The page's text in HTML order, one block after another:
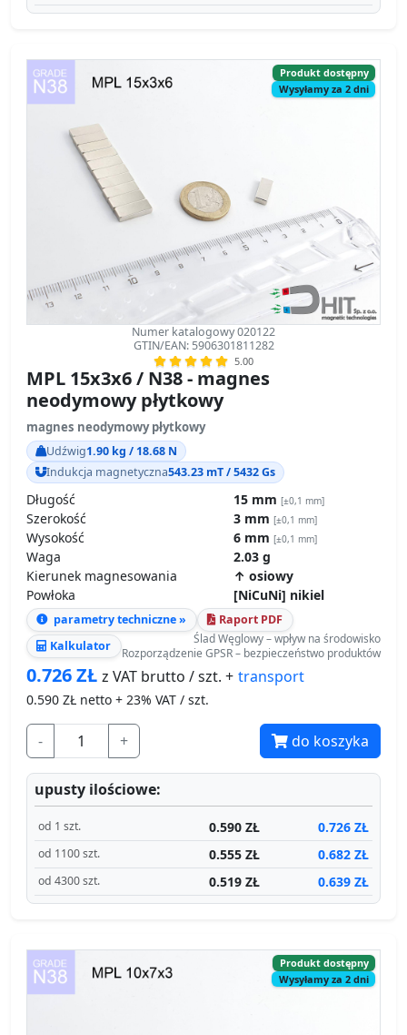
Produkt dostępny
Wysyłamy za 2 dni
Numer katalogowy 020122
GTIN/EAN: 5906301811282
5.00
MPL 15x3x6 / N38 - magnes
neodymowy płytkowy
magnes neodymowy płytkowy
Udźwig1.90 kg / 18.68 N
Indukcja magnetyczna543.23 mT / 5432 Gs
Długość 15 mm [±0,1 mm]
Szerokość 3 mm [±0,1 mm]
Wysokość 6 mm [±0,1 mm]
Waga
2.03 g
Kierunek magnesowania
↑ osiowy
Powłoka
[NiCuNi] nikiel
parametry techniczne »
Raport PDF
Kalkulator
Ślad Węglowy – wpływ na środowisko
Rozporządzenie GPSR – bezpieczeństwo produktów
0.726ZŁ z VAT brutto / szt. + transport
0.590 ZŁ netto + 23% VAT / szt.
- + do koszyka
upusty ilościowe:
od 1 szt. 0.590 ZŁ 0.726 ZŁ
od 1100 szt. 0.555 ZŁ 0.682 ZŁ
od 4300 szt. 0.519 ZŁ 0.639 ZŁ
Produkt dostępny
Wysyłamy za 2 dni